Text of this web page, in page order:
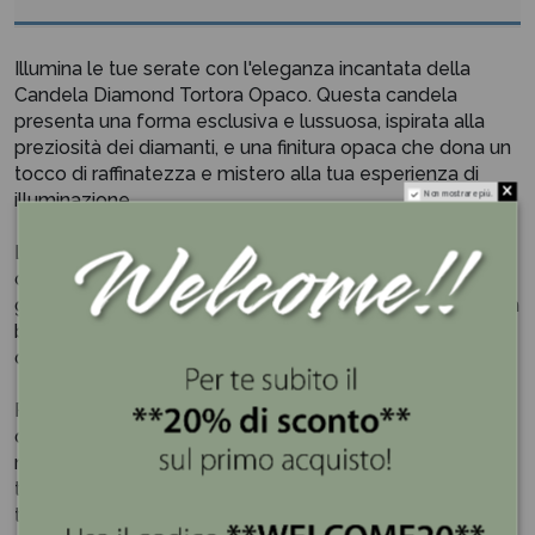
Illumina le tue serate con l'eleganza incantata della
Candela Diamond Tortora Opaco. Questa candela
presenta una forma esclusiva e lussuosa, ispirata alla
preziosità dei diamanti, e una finitura opaca che dona un
tocco di raffinatezza e mistero alla tua esperienza di
illuminazione.
La tonalità tortora avvolge delicatamente la candela,
creando un'atmosfera di serenità e calma. La sua forma
geometrica riflette la luce in modo unico, diffondendo un
bagliore soffuso e incantevole che avvolge
delicatamente l'ambiente circostante.
Posiziona questa candela su un tavolo da pranzo
durante una cena romantica o su un comodino per un
momento di relax e meditazione. La sua bellezza senza
tempo e il suo colore celeste opaco aggiungeranno un
tocco di eleganza e tranquillità a qualsiasi ambiente.
Non mostrare più.